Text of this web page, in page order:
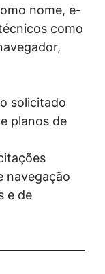
nome, e-
como
solicitado
planos de
navegação
e de